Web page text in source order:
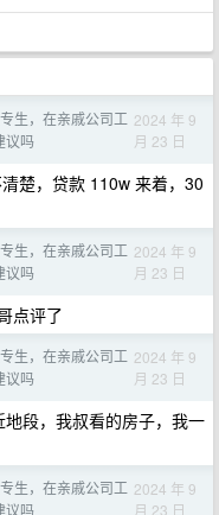
生，在亲戚公司工
议吗
2024 年 9
月 23 日
楚，贷款 110w 来着，30
生，在亲戚公司工
议吗
2024 年 9
月 23 日
点评了
生，在亲戚公司工
议吗
2024 年 9
月 23 日
段，我叔看的房子，我一
生，在亲戚公司工
议吗
2024 年 9
月 23 日